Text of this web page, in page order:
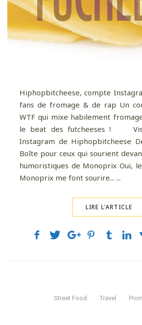
Hiphopbitcheese, compte
fans de fromage & de rap Un
WTF qui mixe habilement
le beat des futcheeses !
Instagram de Hiphopbitcheese
Boîte pour ceux qui sourient
humoristiques de Monoprix Oui,
Monoprix me font sourire... ...
LIRE L'ARTICLE
Street Food Travel